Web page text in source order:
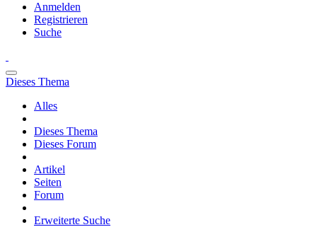
Anmelden
Registrieren
Suche
Dieses Thema
Alles
Dieses Thema
Dieses Forum
Artikel
Seiten
Forum
Erweiterte Suche